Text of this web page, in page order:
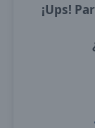
¡Ups!